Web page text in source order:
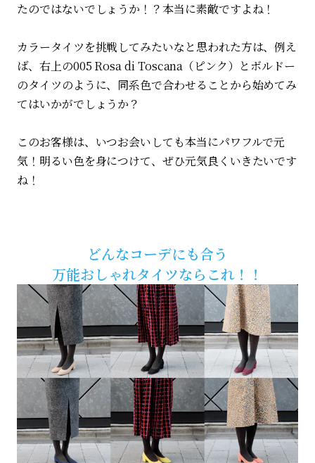
たのではないでしょうか！？本当に素敵ですよね！
カラータイツを挑戦してみたいなと思われた方は、例え
ば、右上の005 Rosa di Toscana（ピンク）とボルドー
のタイツのように、同系色で合わせることから始めてみ
てはいかがでしょうか？
このお客様は、いつお会いしても本当にパワフルで元
気！明るい色を身につけて、ぜひ元気良くいきたいです
ね！
どんなコーデにも合う
万能おしゃれタイツならこれ！！